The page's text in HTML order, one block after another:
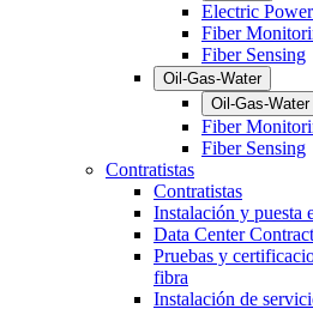
Electric
Fiber
Fiber Sensing
Oil-Gas-Water
Oil-Gas-Water
Fiber
Fiber Sensing
Contratistas
Contratistas
Instalación y puesta
Data Center
Pruebas y
fibra
Instalación de